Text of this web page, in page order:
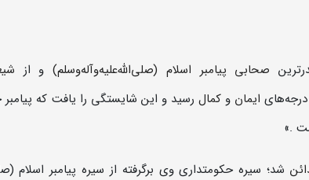
صحابی پیامبر اسلام (صلی‌الله‌علیه‌و‌آله‌وسلم) و از
ایمان و کمالرسید و این شایستگی را یافت که پیامبر
.»
شد؛ سیره حکومتداری وی برگرفته از سیره پیامبر اسلام